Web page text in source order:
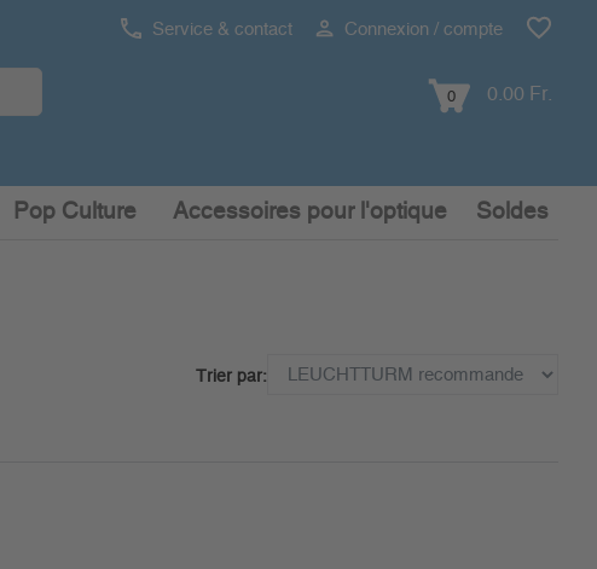
Service & contact Connexion / compte
0 0.00 Fr.
Pop Culture Accessoires pour l'optique Soldes
Trier par: